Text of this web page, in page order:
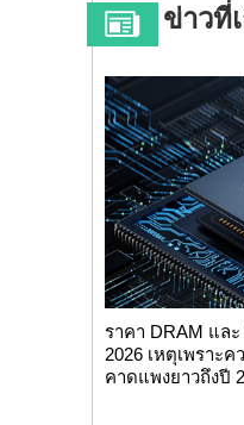
ข่าวที่
ราคา DRAM แล
2026 เหตุเพราะ
คาดแพงยาวถึงปี